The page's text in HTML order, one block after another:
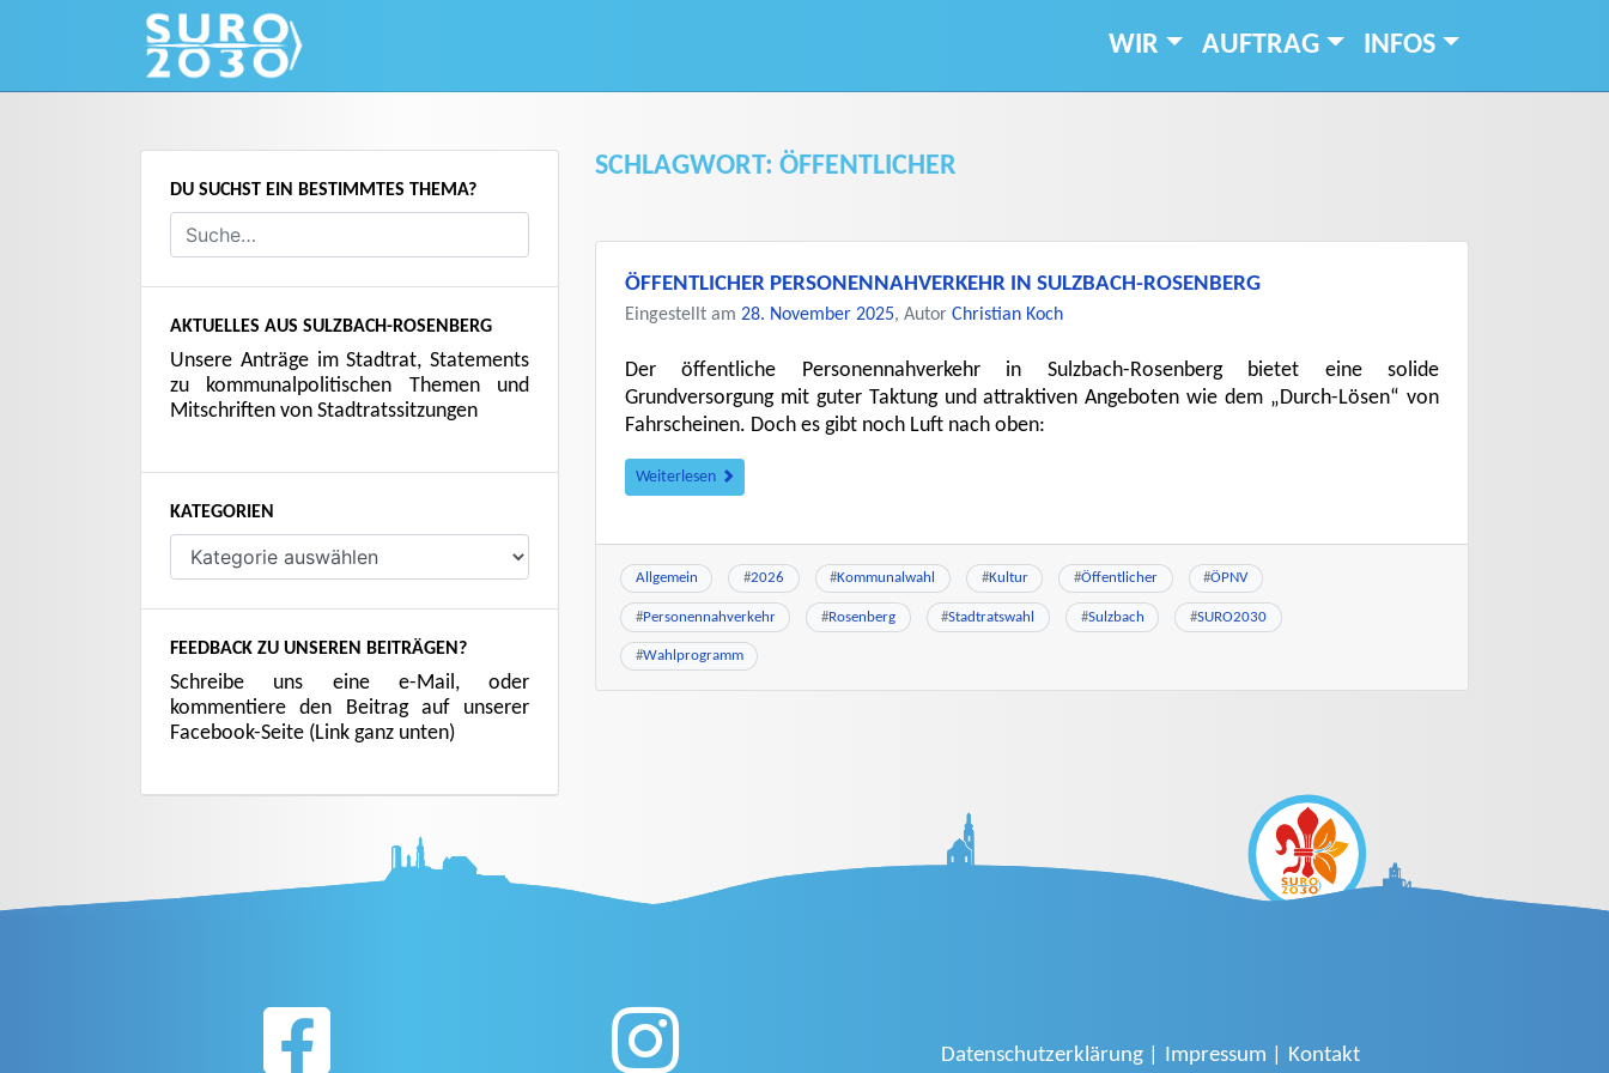
WIR AUFTRAG INFOS
SCHLAGWORT: ÖFFENTLICHER
ÖFFENTLICHER PERSONENNAHVERKEHR IN SULZBACH-ROSENBERG
Eingestellt am 28. November 2025, Autor Christian Koch
Der öffentliche Personennahverkehr in Sulzbach-Rosenberg bietet eine solide
Grundversorgung mit guter Taktung und attraktiven Angeboten wie dem „Durch-Lösen“ von
Fahrscheinen. Doch es gibt noch Luft nach oben:
Weiterlesen
Allgemein #2026 #Kommunalwahl #Kultur #Öffentlicher #ÖPNV
#Personennahverkehr #Rosenberg #Stadtratswahl #Sulzbach #SURO2030
#Wahlprogramm
DU SUCHST EIN BESTIMMTES THEMA?
AKTUELLES AUS SULZBACH-ROSENBERG
Unsere Anträge im Stadtrat, Statements
zu kommunalpolitischen Themen und
Mitschriften von Stadtratssitzungen
KATEGORIEN
FEEDBACK ZU UNSEREN BEITRÄGEN?
Schreibe uns eine e-Mail, oder
kommentiere den Beitrag auf unserer
Facebook-Seite (Link ganz unten)
Datenschutzerklärung Impressum Kontakt